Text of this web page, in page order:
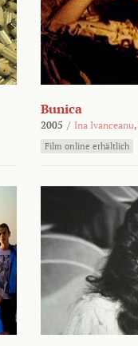
Bunica
2005 / Ina Ivanceanu,
Film online erhältlich